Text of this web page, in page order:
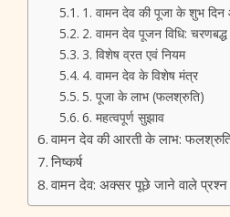
1. वामन देव की पूजा के शुभ दिन
2. वामन देव पूजन विधि: चरणबद्ध
3. विशेष व्रत एवं नियम
4. वामन देव के विशेष मंत्र
5. पूजा के लाभ (फलश्रुति)
6. महत्वपूर्ण सुझाव
वामन देव की आरती के लाभ:
निष्कर्ष
वामन देव: अक्सर पूछे जाने वाले